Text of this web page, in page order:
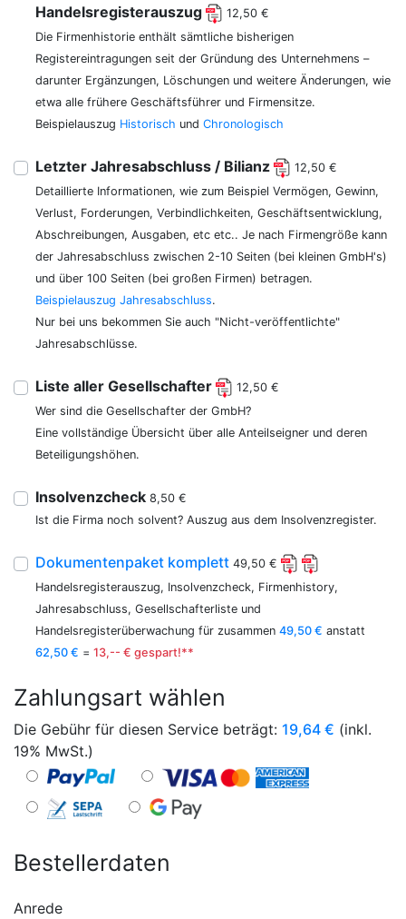
Handelsregisterauszug
12,50 €
Die Firmenhistorie enthält sämtliche bisherigen
Registereintragungen seit der Gründung des Unternehmens –
darunter Ergänzungen, Löschungen und weitere Änderungen, wie
etwa alle frühere Geschäftsführer und Firmensitze.
Beispielauszug Historisch und Chronologisch
Letzter Jahresabschluss / Bilianz
12,50 €
Detaillierte Informationen, wie zum Beispiel Vermögen, Gewinn,
Verlust, Forderungen, Verbindlichkeiten, Geschäftsentwicklung,
Abschreibungen, Ausgaben, etc etc.. Je nach Firmengröße kann
der Jahresabschluss zwischen 2-10 Seiten (bei kleinen GmbH's)
und über 100 Seiten (bei großen Firmen) betragen.
Beispielauszug Jahresabschluss.
Nur bei uns bekommen Sie auch "Nicht-veröffentlichte"
Jahresabschlüsse.
Liste aller Gesellschafter
12,50 €
Wer sind die Gesellschafter der GmbH?
Eine vollständige Übersicht über alle Anteilseigner und deren
Beteiligungshöhen.
Insolvenzcheck 8,50 €
Ist die Firma noch solvent? Auszug aus dem Insolvenzregister.
Dokumentenpaket komplett 49,50 €
Handelsregisterauszug, Insolvenzcheck, Firmenhistory,
Jahresabschluss, Gesellschafterliste und
Handelsregisterüberwachung für zusammen 49,50 € anstatt
62,50 € = 13,-- € gespart!**
Zahlungsart wählen
Die Gebühr für diesen Service beträgt: 19,64 € (inkl.
19% MwSt.)
Bestellerdaten
Anrede